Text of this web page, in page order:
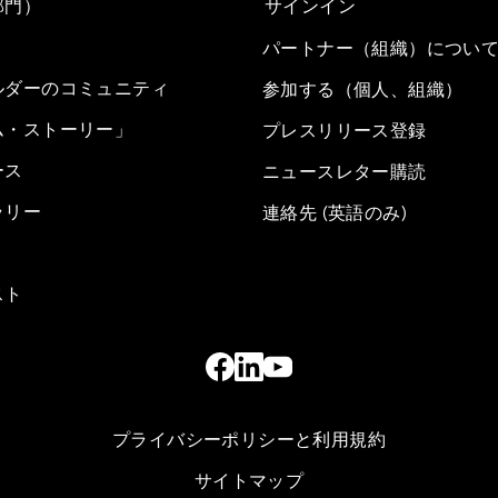
）
ーのコミュニティ
ストーリー」
リー
サインイン
パートナー（組織）につい
参加する（個人、組織）
プレスリリース登録
ニュースレター購読
連絡先 (英語のみ)
プライバシーポリシーと利用規約
サイトマップ